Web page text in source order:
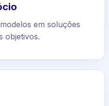
em soluções
objetivos.